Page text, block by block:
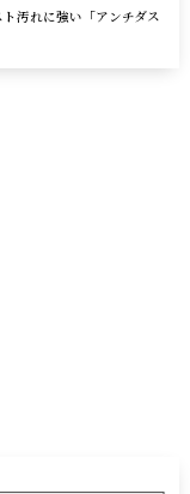
汚れに強い「アンチダス